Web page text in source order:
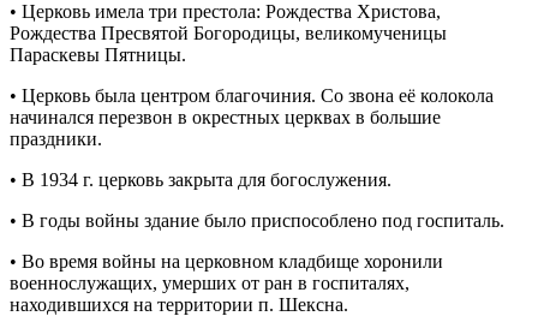
• Церковь имела три престола: Рождества Христова,
Рождества Пресвятой Богородицы, великомученицы
Параскевы Пятницы.
• Церковь была центром благочиния. Со звона её колокола
начинался перезвон в окрестных церквах в большие
праздники.
• В 1934 г. церковь закрыта для богослужения.
• В годы войны здание было приспособлено под госпиталь.
• Во время войны на церковном кладбище хоронили
военнослужащих, умерших от ран в госпиталях,
находившихся на территории п. Шексна.